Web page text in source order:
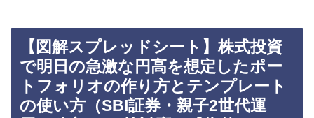
【図解スプレッドシート】株式投資
で明日の急激な円高を想定したポー
トフォリオの作り方とテンプレート
の使い方（SBI証券・親子2世代運